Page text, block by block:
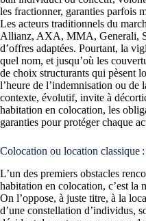
les fractionner, garanties parfois
Les acteurs traditionnels du
Allianz, AXA, MMA, Generali,
d’offres adaptées. Pourtant, la
quel nom, et jusqu’où les
de choix structurants qui pèsent
l’heure de l’indemnisation ou de
contexte, évolutif, invite à
habitation en colocation, les
garanties pour protéger chaque
Colocation ou location classique
L’un des premiers obstacles
habitation en colocation, c’est la
On l’oppose, à juste titre, à la
d’une constellation d’individus,